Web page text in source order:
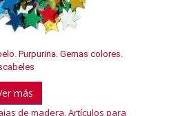
Purpurina. Gemas colores.
más